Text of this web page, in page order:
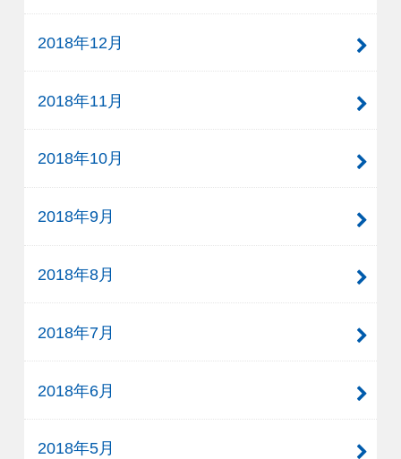
2018年12月
2018年11月
2018年10月
2018年9月
2018年8月
2018年7月
2018年6月
2018年5月